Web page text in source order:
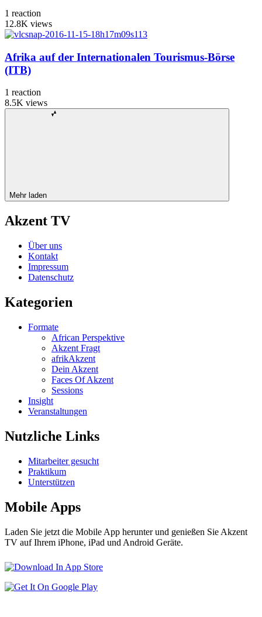
1 reaction
12.8K views
Afrika auf der Internationalen Tourismus-Börse
(ITB)
1 reaction
8.5K views
Mehr laden
Akzent TV
Über uns
Kontakt
Impressum
Datenschutz
Kategorien
Formate
African Perspektive
Akzent Fragt
afrikAkzent
Dein Akzent
Faces Of Akzent
Sessions
Insight
Veranstaltungen
Nutzliche Links
Mitarbeiter gesucht
Praktikum
Unterstützen
Mobile Apps
Laden Sie jetzt die Mobile App herunter und genießen Sie Akzent
TV auf Ihrem iPhone, iPad und Android Geräte.